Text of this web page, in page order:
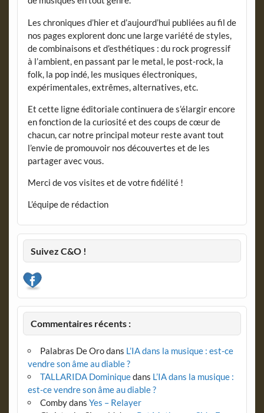
Les chroniques d’hier et d’aujourd’hui publiées au fil de
nos pages explorent donc une large variété de styles,
de combinaisons et d’esthétiques : du rock progressif
à l’ambient, en passant par le metal, le post-rock, la
folk, la pop indé, les musiques électroniques,
expérimentales, extrêmes, alternatives, etc.
Et cette ligne éditoriale continuera de s’élargir encore
en fonction de la curiosité et des coups de cœur de
chacun, car notre principal moteur reste avant tout
l’envie de promouvoir nos découvertes et de les
partager avec vous.
Merci de vos visites et de votre fidélité !
L’équipe de rédaction
Suivez C&O !
Commentaires récents :
Palabras De Orodans L’IA dans la musique : est-ce
vendre son âme au diable ?
TALLARIDA Dominiquedans L’IA dans la musique :
est-ce vendre son âme au diable ?
Combydans Yes – Relayer